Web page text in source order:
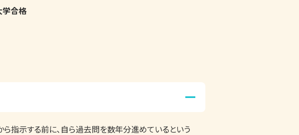
学合格
ら指示する前に、自ら過去問を数年分進めているという